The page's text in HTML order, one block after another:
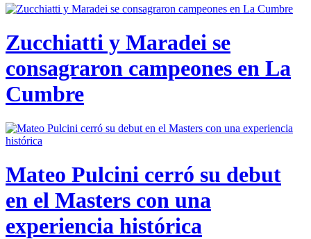
Zucchiatti y Maradei se
consagraron campeones en La
Cumbre
Mateo Pulcini cerró su debut
en el Masters con una
experiencia histórica